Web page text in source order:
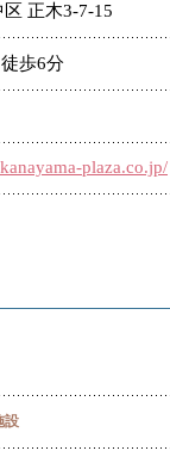
正木3-7-15
歩6分
plaza.co.jp/
設